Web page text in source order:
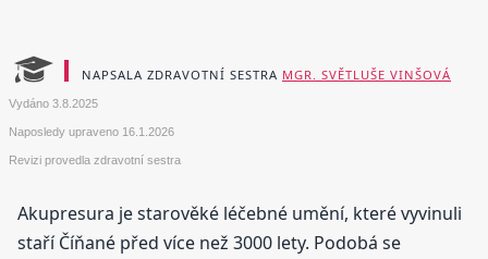
NAPSALA ZDRAVOTNÍ SESTRA MGR. SVĚTLUŠE VINŠOVÁ
Vydáno 3.8.2025
Naposledy upraveno 16.1.2026
Revizi provedla zdravotní sestra
Akupresura je starověké léčebné umění, které vyvinuli
staří Číňané před více než 3000 lety. Podobá se